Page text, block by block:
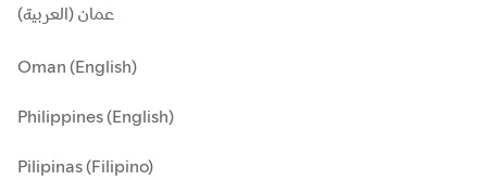
عمان (العربية)
Oman (English)
Philippines (English)
Pilipinas (Filipino)